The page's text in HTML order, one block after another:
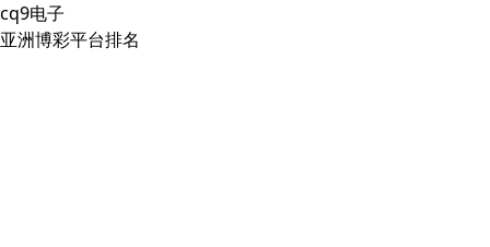
cq9电子
亚洲博彩平台排名